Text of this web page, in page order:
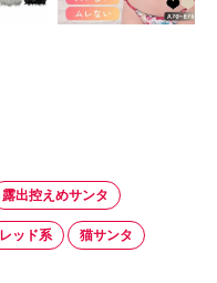
露出控えめサンタ
レッド系 猫サンタ